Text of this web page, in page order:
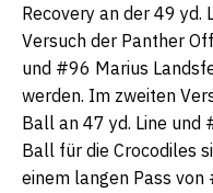
Recovery an der 49 yd.
Versuch der Panther
und #96 Marius
werden. Im zweiten
Ball an 47 yd. Line und
Ball für die Crocodiles
einem langen Pass